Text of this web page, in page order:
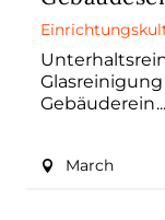
Gebäuderein
March